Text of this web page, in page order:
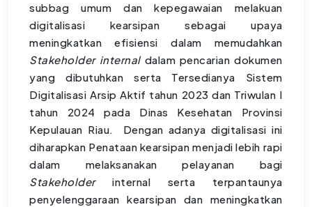
subbag umum dan kepegawaian melakuan
digitalisasi kearsipan sebagai upaya
meningkatkan efisiensi dalam memudahkan
Stakeholder internaldalam pencarian dokumen
yang dibutuhkan serta Tersedianya Sistem
Digitalisasi Arsip Aktif tahun 2023 dan Triwulan I
tahun 2024 pada Dinas Kesehatan Provinsi
Kepulauan Riau. Dengan adanya digitalisasi ini
diharapkan Penataan kearsipan menjadi lebih rapi
dalam melaksanakan pelayanan bagi
Stakeholderinternal serta terpantaunya
penyelenggaraan kearsipan dan meningkatkan